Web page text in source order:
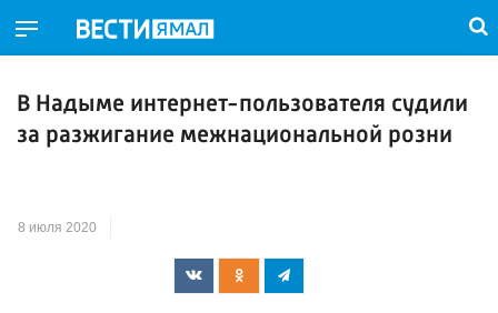
В Надыме интернет-пользователя судили
за разжигание межнациональной розни
8 июля 2020